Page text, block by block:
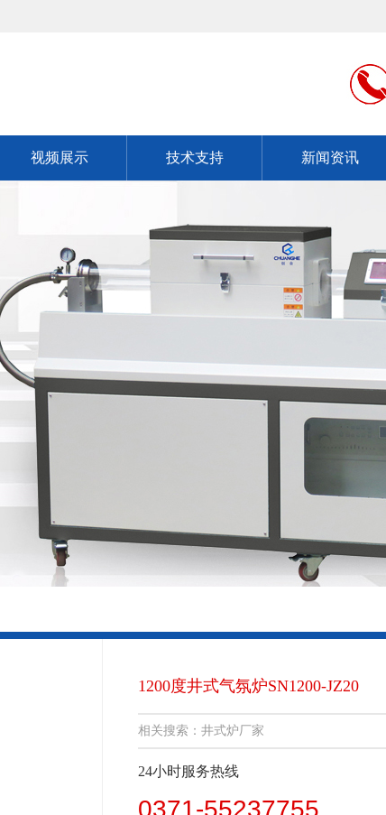
视频展示 技术支持 新闻资讯
1200度井式气氛炉SN1200-JZ20
相关搜索：井式炉厂家
24小时服务热线
0371-55237755